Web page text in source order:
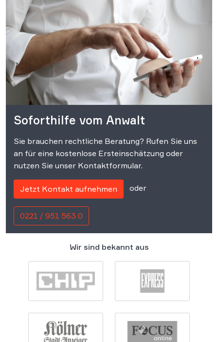
Soforthilfe vom Anwalt
Sie brauchen rechtliche Beratung? Rufen Sie uns
an für eine kostenlose Ersteinschätzung oder
nutzen Sie unser Kontaktformular.
Jetzt Kontakt aufnehmen oder
0221 / 951 563 0
Wir sind bekannt aus